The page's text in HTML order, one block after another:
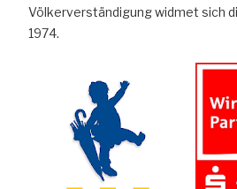
Völkerverständigung widmet sich
1974.